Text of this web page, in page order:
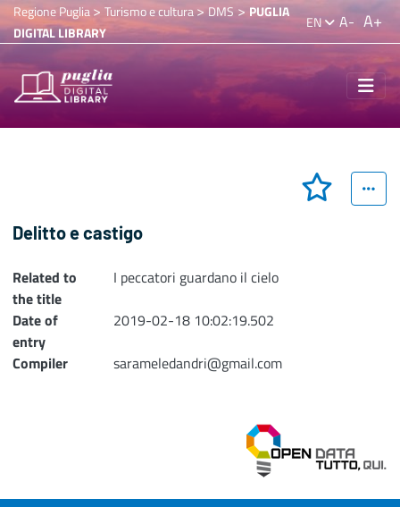
Regione Puglia> Turismo e cultura>DMS > PUGLIA
DIGITAL LIBRARY
EN A- A+
Delitto e castigo
Related to
the title
I peccatori guardano il cielo
Date of
entry
2019-02-18 10:02:19.502
Compiler
sarameledandri@gmail.com